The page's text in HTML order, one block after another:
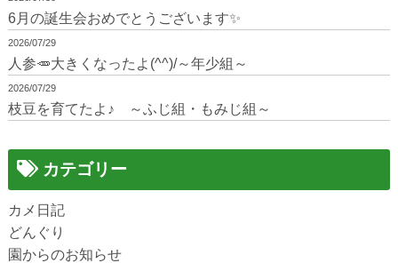
6月の誕生会おめでとうございます✨
2026/07/29
人参🥕大きくなったよ(^^)/～年少組～
2026/07/29
枝豆を育てたよ♪ ～ふじ組・もみじ組～
カテゴリー
カメ日記
どんぐり
園からのお知らせ